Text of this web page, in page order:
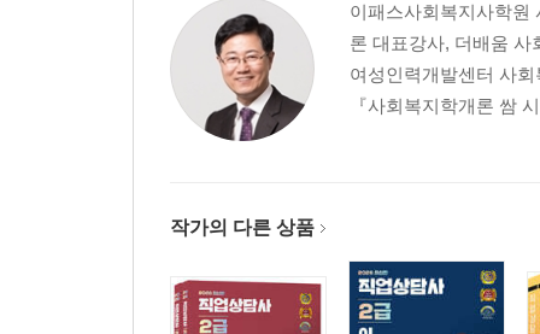
이패스사회복지사학원
론 대표강사, 더배움 사
여성인력개발센터 사
『사회복지학개론 쌈
작가의 다른 상품